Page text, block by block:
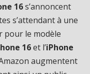
16s’annoncent
s’attendant à une
pour le modèle
16et l’iPhone
augmentent